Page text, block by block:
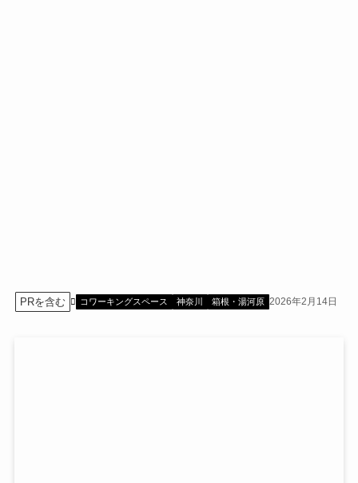
PRを含む コワーキングスペース 神奈川 箱根・湯河原 2026年2月14日